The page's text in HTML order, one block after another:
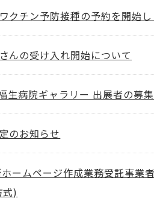
クチン予防接種の予約を開始し
んの受け入れ開始について
生病院ギャラリー 出展者の募
のお知らせ
ームページ作成業務受託事業
式)